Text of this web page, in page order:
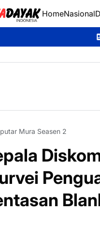
HomeNasional
Murung Raya Expo
Mura Seasen 2